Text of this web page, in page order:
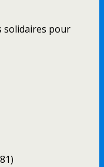
solidaires pour